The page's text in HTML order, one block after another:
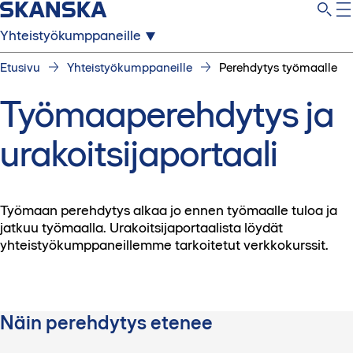
Yhteistyökumppaneille
Etusivu Yhteistyökumppaneille Perehdytys työmaalle
Työmaaperehdytys ja
urakoitsijaportaali
Työmaan perehdytys alkaa jo ennen työmaalle tuloa ja
jatkuu työmaalla. Urakoitsijaportaalista löydät
yhteistyökumppaneillemme tarkoitetut verkkokurssit.
Näin perehdytys etenee